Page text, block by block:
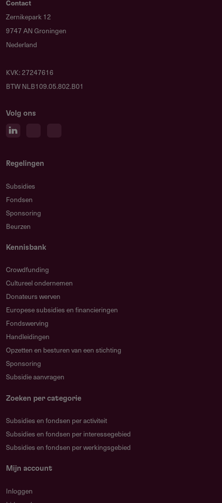
Contact
Zernikepark 12
9747 AN Groningen
Nederland
KVK: 27247616
BTW NLB109.05.802.B01
Volg ons
Regelingen
Subsidies
Fondsen
Sponsoring
Beurzen
Kennisbank
Crowdfunding
Cultureel ondernemen
Donateurs werven
Europese subsidies en financieringen
Fondswerving
Handleidingen
Opzetten en besturen van een stichting
Sponsoring
Subsidie aanvragen
Zoeken per categorie
Subsidies en fondsen per activiteit
Subsidies en fondsen per interessegebied
Subsidies en fondsen per werkingsgebied
Mijn account
Inloggen